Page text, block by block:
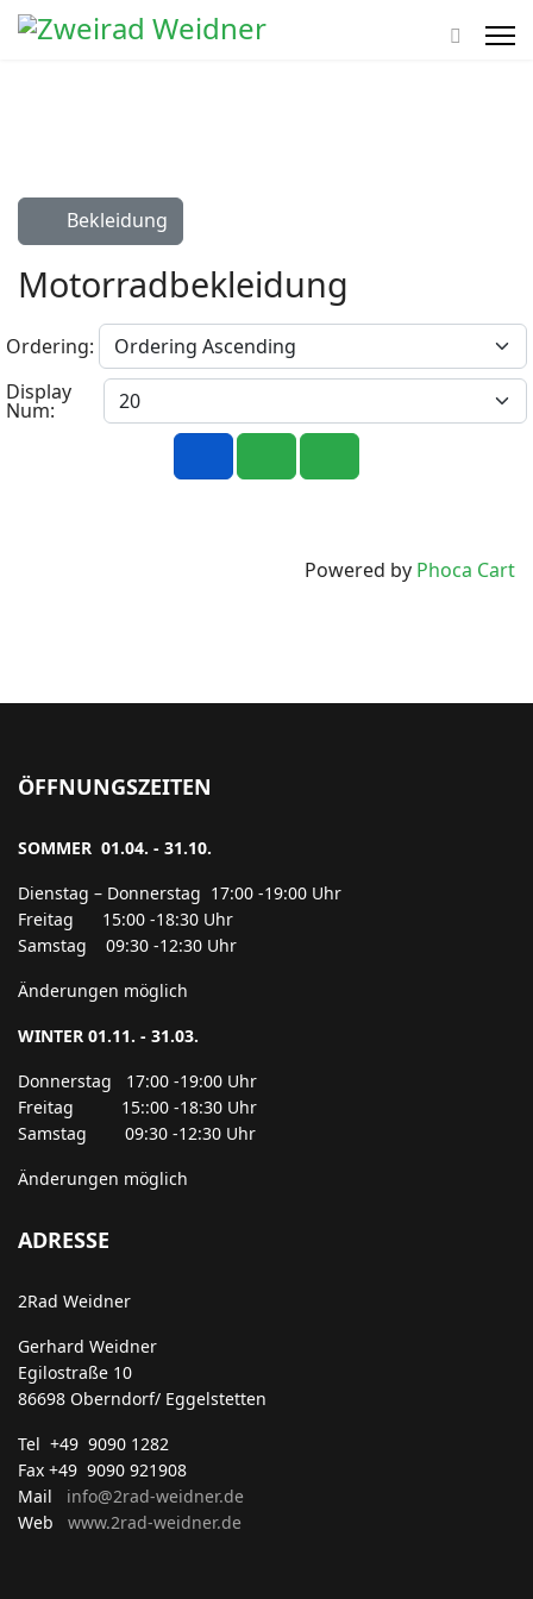
Bekleidung
Motorradbekleidung
Ordering:
Display
Num:
Powered by Phoca Cart
ÖFFNUNGSZEITEN
SOMMER 01.04. - 31.10.
Dienstag – Donnerstag 17:00 -19:00 Uhr
Freitag 15:00 -18:30 Uhr
Samstag 09:30 -12:30 Uhr
Änderungen möglich
WINTER 01.11. - 31.03.
Donnerstag 17:00 -19:00 Uhr
Freitag 15::00 -18:30 Uhr
Samstag 09:30 -12:30 Uhr
Änderungen möglich
ADRESSE
2Rad Weidner
Gerhard Weidner
Egilostraße 10
86698 Oberndorf/ Eggelstetten
Tel +49 9090 1282
Fax +49 9090 921908
Mail info@2rad-weidner.de
Web
www.2rad-weidner.de